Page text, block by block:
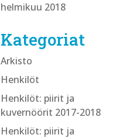
helmikuu 2018
Kategoriat
Arkisto
Henkilöt
Henkilöt: piirit ja
kuvernöörit 2017-2018
Henkilöt: piirit ja